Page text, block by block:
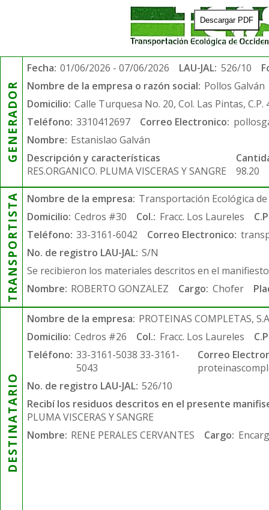
Descargar PDF
GENERADOR
Fecha: 01/06/2026 - 07/06/2026 LAU-JAL: 526/10
Nombre de la empresa o razón social: Pollos Galván
Domicilio: Calle Turquesa No. 20, Col. Las Pintas, C.P.
Teléfono: 3310412697 Correo Electronico:
Nombre: Estanislao Galván
Descripción y características
RES.ORGANICO. PLUMA VISCERAS Y SANGRE
98.20
TRANSPORTISTA Nombre de la empresa: Transportación Ecológica de
Domicilio: Cedros #30 Col.: Fracc. Los Laureles
Teléfono: 33-3161-6042 Correo Electronico:
No. de registro LAU-JAL: S/N
Se recibieron los materiales descritos en el
Nombre: ROBERTO GONZALEZ Cargo: Chofer
DESTINATARIO
Nombre de la empresa: PROTEINAS COMPLETAS,
Domicilio: Cedros #26 Col.: Fracc. Los Laureles
Teléfono: 33-3161-5038 33-3161-
5043
Correo
No. de registro LAU-JAL: 526/10
Recibí los residuos descritos en el presente
PLUMA VISCERAS Y SANGRE
Nombre: RENE PERALES CERVANTES Cargo: